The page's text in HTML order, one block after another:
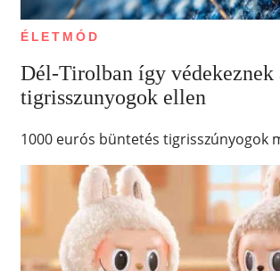
ÉLETMÓD
Dél-Tirolban így védekeznek
tigrisszunyogok ellen
1000 eurós büntetés tigrisszúnyogok